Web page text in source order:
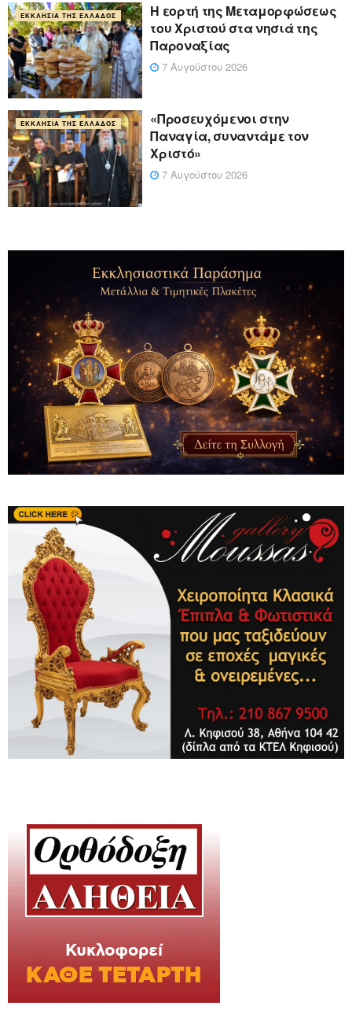
ΕΚΚΛΗΣΊΑ ΤΗΣ ΕΛΛΆΔΟΣ
Η εορτή της Μεταμορφώσεως
του Χριστού στα νησιά της
Παροναξίας
7 Αυγούστου 2026
ΕΚΚΛΗΣΊΑ ΤΗΣ ΕΛΛΆΔΟΣ
«Προσευχόμενοι στην
Παναγία, συναντάμε τον
Χριστό»
7 Αυγούστου 2026